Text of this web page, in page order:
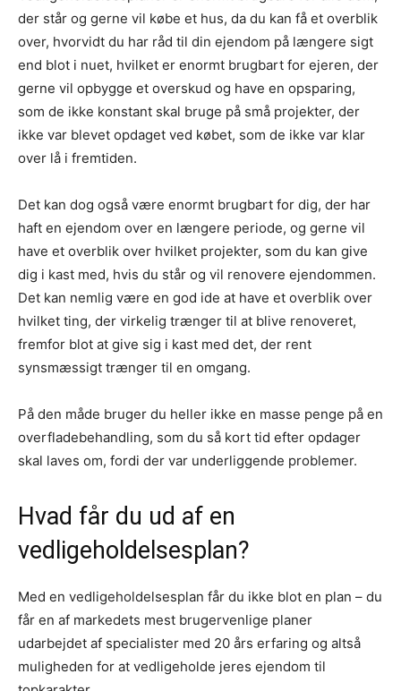
der står og gerne vil købe et hus, da du kan få et overblik
over, hvorvidt du har råd til din ejendom på længere sigt
end blot i nuet, hvilket er enormt brugbart for ejeren, der
gerne vil opbygge et overskud og have en opsparing,
som de ikke konstant skal bruge på små projekter, der
ikke var blevet opdaget ved købet, som de ikke var klar
over lå i fremtiden.
Det kan dog også være enormt brugbart for dig, der har
haft en ejendom over en længere periode, og gerne vil
have et overblik over hvilket projekter, som du kan give
dig i kast med, hvis du står og vil renovere ejendommen.
Det kan nemlig være en god ide at have et overblik over
hvilket ting, der virkelig trænger til at blive renoveret,
fremfor blot at give sig i kast med det, der rent
synsmæssigt trænger til en omgang.
På den måde bruger du heller ikke en masse penge på en
overfladebehandling, som du så kort tid efter opdager
skal laves om, fordi der var underliggende problemer.
Hvad får du ud af en
vedligeholdelsesplan?
Med en vedligeholdelsesplan får du ikke blot en plan – du
får en af markedets mest brugervenlige planer
udarbejdet af specialister med 20 års erfaring og altså
muligheden for at vedligeholde jeres ejendom til